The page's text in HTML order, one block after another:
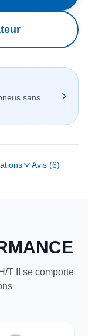
sans
Avis (6)
T II se comporte